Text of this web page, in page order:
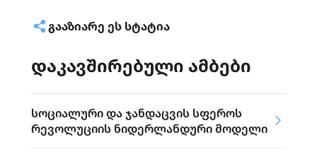
ᲒᲐᲐᲖᲘᲐᲠᲔ ᲔᲡ ᲡᲢᲐᲢᲘᲐ
დაკავშირებული ამბები
სოციალური და ჯანდაცვის სფეროს
რევოლუციის ნიდერლანდური მოდელი